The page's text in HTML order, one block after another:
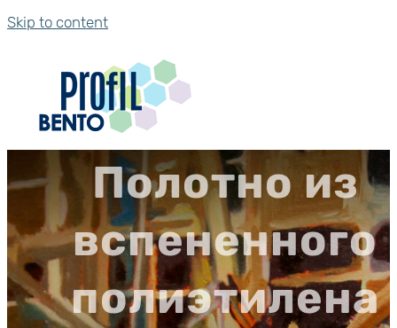
Skip to content
Полотно из
вспененного
полиэтилена